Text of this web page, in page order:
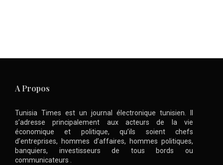
A Propos
Tunisia Times est un journal électronique tunisien. Il
s’adresse principalement aux acteurs de la vie
économique et politique, qu’ils soient chefs
d’entreprises, hommes d’affaires, hommes politiques,
banquiers, investisseurs de tous bords ou
communicateurs .